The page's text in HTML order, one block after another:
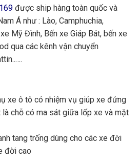
được ship hàng toàn quốc và
Á như : Lào, Camphuchia,
Mỹ Đình, Bến xe Giáp Bát, bến xe
qua các kênh vận chuyển
xe ô tô có nhiệm vụ giúp xe đứng
chỗ có ma sát giữa lốp xe và mặt
tang trống dùng cho các xe đời
đời cao